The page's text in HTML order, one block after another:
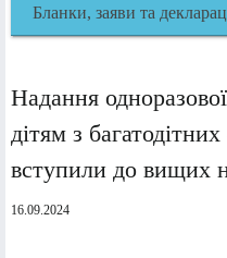
Бланки, заяви та
Надання
дітям з
вступили до вищих
16.09.2024